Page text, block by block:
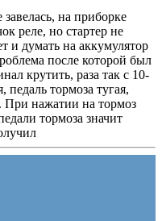
на приборке
реле, но стартер не
и думать на аккумулятор
после которой был
крутить, раза так с 10-
педаль тормоза тугая,
При нажатии на тормоз
тормоза значит